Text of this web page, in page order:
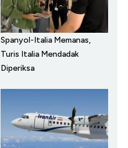
Spanyol-Italia Memanas,
Turis Italia Mendadak
Diperiksa